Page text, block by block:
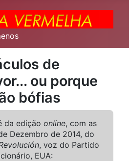
de
ou porque
bófias
da edição online, com as
Dezembro de 2014, do
, voz do Partido
EUA: